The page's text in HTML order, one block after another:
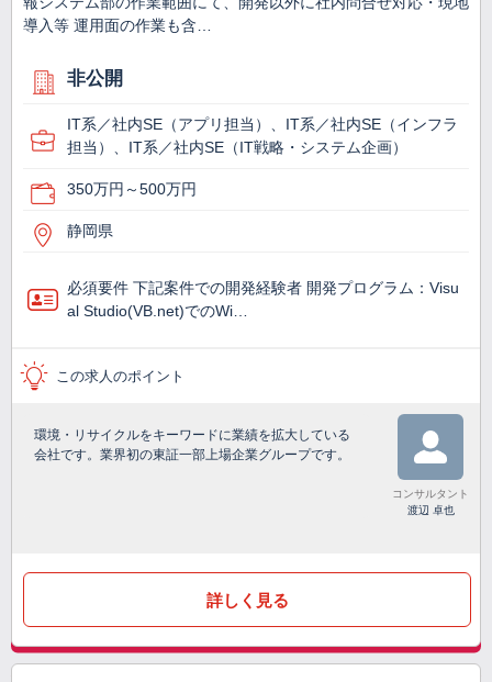
導入等 運用面の作業も含…
非公開
IT系／社内SE（アプリ担当）、IT系／社内SE（インフラ
担当）、IT系／社内SE（IT戦略・システム企画）
350万円～500万円
静岡県
必須要件 下記案件での開発経験者 開発プログラム：Visu
al Studio(VB.net)でのWi…
この求人のポイント
環境・リサイクルをキーワードに業績を拡大している
会社です。業界初の東証一部上場企業グループです。
コンサルタント
渡辺 卓也
詳しく見る